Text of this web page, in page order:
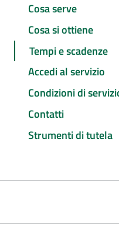
Cosa serve
Cosa si ottiene
Tempi e scadenze
Accedi al servizio
Condizioni di
Contatti
Strumenti di tutela